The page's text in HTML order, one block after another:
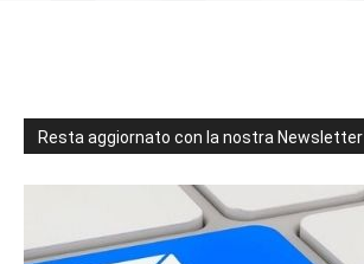
Resta aggiornato con la nostra Newsletter